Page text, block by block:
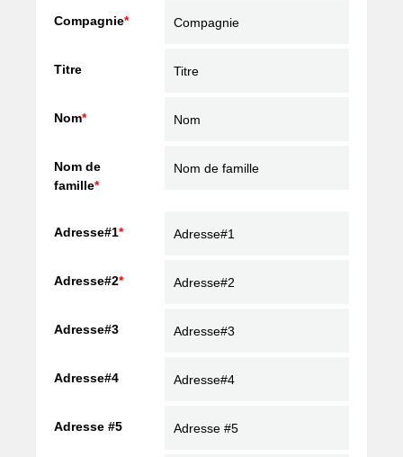
Compagnie*
Titre
Nom*
Nom de
famille*
Adresse#1*
Adresse#2*
Adresse#3
Adresse#4
Adresse #5